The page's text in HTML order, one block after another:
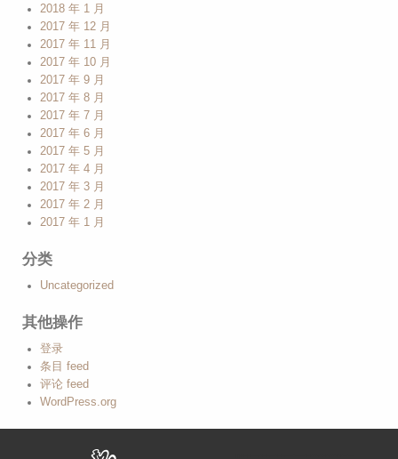
2018 年 1 月
2017 年 12 月
2017 年 11 月
2017 年 10 月
2017 年 9 月
2017 年 8 月
2017 年 7 月
2017 年 6 月
2017 年 5 月
2017 年 4 月
2017 年 3 月
2017 年 2 月
2017 年 1 月
分类
Uncategorized
其他操作
登录
条目 feed
评论 feed
WordPress.org